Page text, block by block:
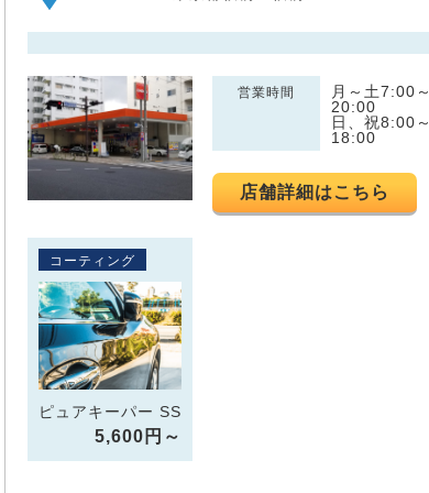
営業時間
月～土7:00～
20:00
日、祝8:00～
18:00
店舗詳細はこちら
コーティング
ピュアキーパー SS
5,600円～